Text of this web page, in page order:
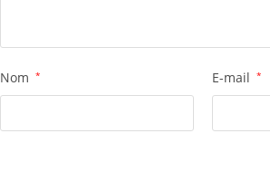
Nom * E-mail *